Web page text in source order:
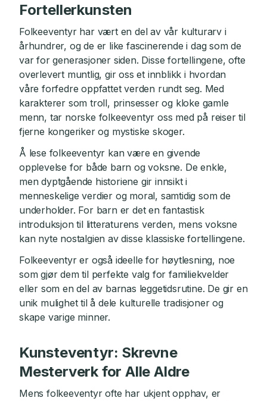
Fortellerkunsten
Folkeeventyr har vært en del av vår kulturarv i
århundrer, og de er like fascinerende i dag som de
var for generasjoner siden. Disse fortellingene, ofte
overlevert muntlig, gir oss et innblikk i hvordan
våre forfedre oppfattet verden rundt seg. Med
karakterer som troll, prinsesser og kloke gamle
menn, tar norske folkeeventyr oss med på reiser til
fjerne kongeriker og mystiske skoger.
Å lese folkeeventyr kan være en givende
opplevelse for både barn og voksne. De enkle,
men dyptgående historiene gir innsikt i
menneskelige verdier og moral, samtidig som de
underholder. For barn er det en fantastisk
introduksjon til litteraturens verden, mens voksne
kan nyte nostalgien av disse klassiske fortellingene.
Folkeeventyr er også ideelle for høytlesning, noe
som gjør dem til perfekte valg for familiekvelder
eller som en del av barnas leggetidsrutine. De gir en
unik mulighet til å dele kulturelle tradisjoner og
skape varige minner.
Kunsteventyr: Skrevne
Mesterverk for Alle Aldre
Mens folkeeventyr ofte har ukjent opphav, er